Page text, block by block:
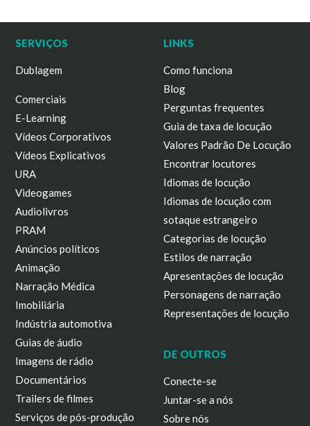
SERVIÇOS
Dublagem
Comerciais
E-Learning
Vídeos Corporativos
Vídeos Explicativos
URA
Videogames
Audiolivros
PRAM
Anúncios políticos
Animação
Narração Médica
Imobiliária
Indústria automotiva
Guias de áudio
Imagens de rádio
Documentários
Trailers de filmes
Serviços de pós-produção
LINKS
Como funciona
Blog
Perguntas frequentes
Guia de taxa de locução
Valores Padrão De Locução
Encontrar locutores
Idiomas de locução
Idiomas de locução com
sotaque estrangeiro
Categorias de locução
Estilos de narração
Apresentações de locução
Personagens de narração
Representações de locução
DE OUTROS
Conecte-se
Juntar-se a nós
Sobre nós